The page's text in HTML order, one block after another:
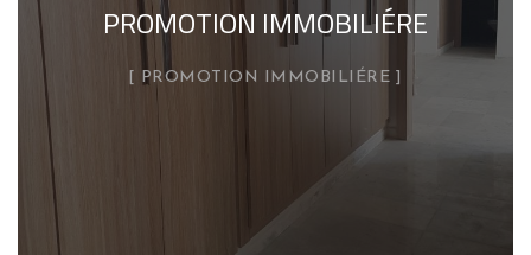
PROMOTION IMMOBILIÉRE
PROMOTION IMMOBILIÉRE